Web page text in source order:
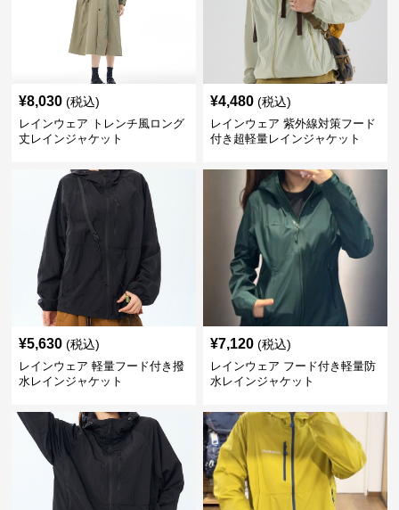
¥8,030 (税込)
レインウェア トレンチ風ロング
丈レインジャケット
¥4,480 (税込)
レインウェア 紫外線対策フード
付き超軽量レインジャケット
¥5,630 (税込)
レインウェア 軽量フード付き撥
水レインジャケット
¥7,120 (税込)
レインウェア フード付き軽量防
水レインジャケット